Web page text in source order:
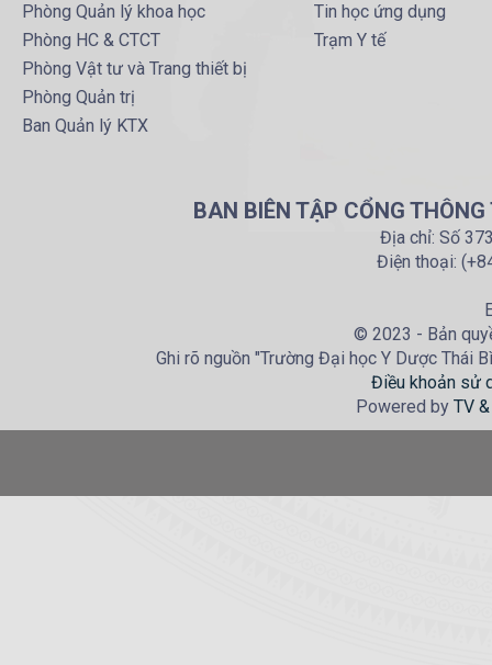
Phòng Quản lý khoa học
Phòng HC & CTCT
Phòng Vật tư và Trang thiết bị
Phòng Quản trị
Ban Quản lý KTX
Tin học ứng dụng
Trạm Y tế
BAN BIÊN TẬP CỔNG
Địa chỉ: Số
Điện thoại:
© 2023 - Bản
Ghi rõ nguồn "Trường Đại học Y Dược Thái
Điều khoản sử
Powered by TV